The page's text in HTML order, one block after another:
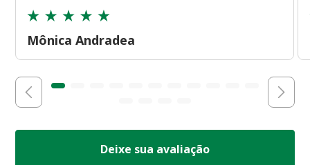
Mônica Andradea
Deixe sua avaliação